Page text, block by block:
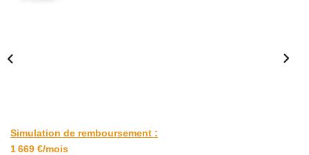
Simulation de remboursement :
1 669 €/mois